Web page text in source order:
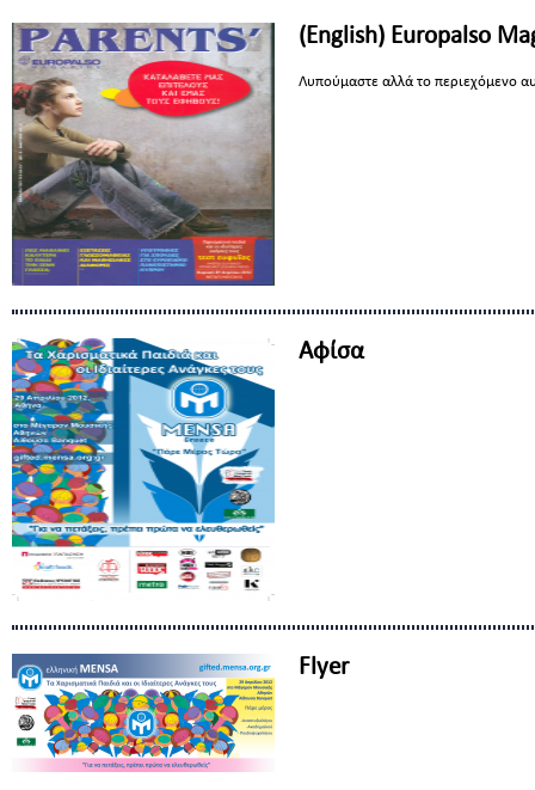
(English) Europalso
Λυπούμαστε αλλά το περιεχόμενο
Αφίσα
Flyer